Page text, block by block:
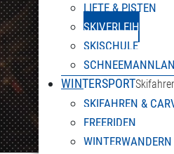
LIFTE & PISTEN
SKIVERLEIH
SKISCHULE
WINTERSPORT
SKIFAHREN &
FREERIDEN
WINTERWANDERN